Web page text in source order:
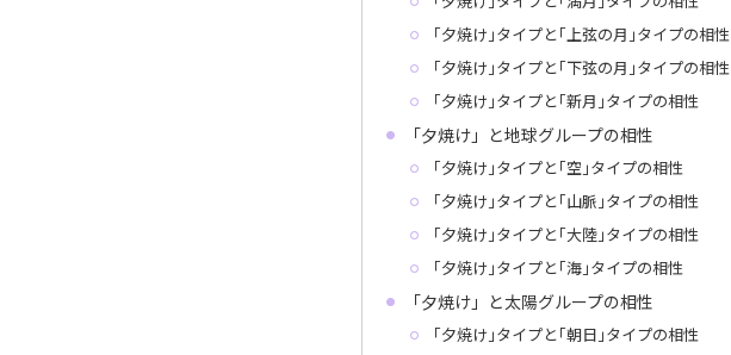
｢夕焼け｣タイプと｢上弦の月｣タイプの相性
｢夕焼け｣タイプと｢下弦の月｣タイプの相性
｢夕焼け｣タイプと｢新月｣タイプの相性
「夕焼け」と地球グループの相性
｢夕焼け｣タイプと｢空｣タイプの相性
｢夕焼け｣タイプと｢山脈｣タイプの相性
｢夕焼け｣タイプと｢大陸｣タイプの相性
｢夕焼け｣タイプと｢海｣タイプの相性
「夕焼け」と太陽グループの相性
｢夕焼け｣タイプと｢朝日｣タイプの相性